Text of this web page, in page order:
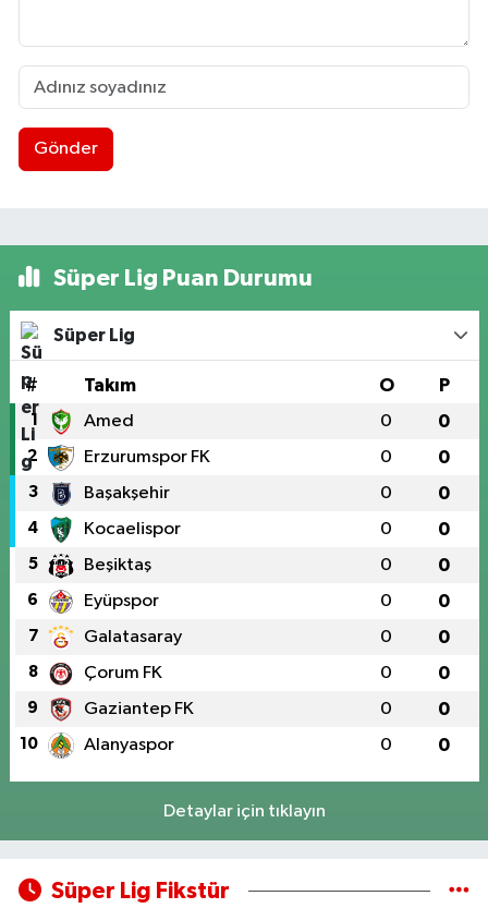
Gönder
Süper Lig Puan Durumu
Süper Lig
# Takım O P
1 Amed 0 0
2 Erzurumspor FK 0 0
3 Başakşehir 0 0
4 Kocaelispor 0 0
5 Beşiktaş 0 0
6 Eyüpspor 0 0
7 Galatasaray 0 0
8 Çorum FK 0 0
9 Gaziantep FK 0 0
10 Alanyaspor 0 0
Detaylar için tıklayın
Süper Lig Fikstür